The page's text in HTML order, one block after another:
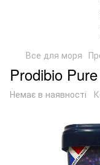
Все для моря
Prodibio
Немає в наявності